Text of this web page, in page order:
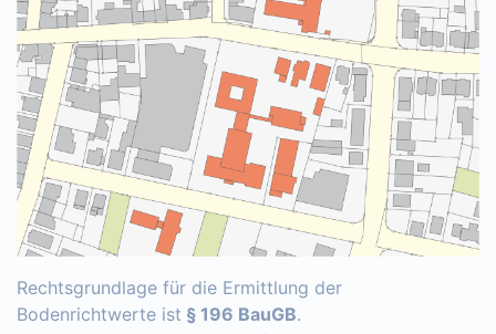
Rechtsgrundlage für die Ermittlung der
Bodenrichtwerte ist § 196 BauGB.